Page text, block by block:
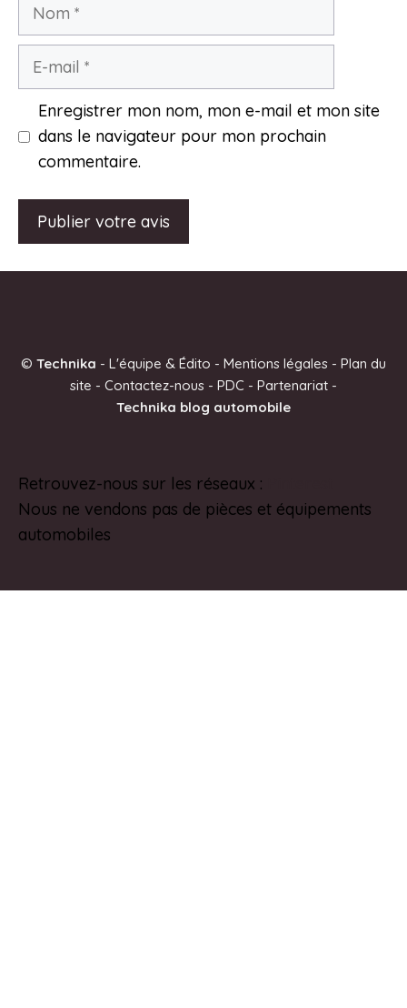
Enregistrer mon nom, mon e-mail et mon site
dans le navigateur pour mon prochain
commentaire.
r
v
e
:
© Technika - L'équipe & Édito - Mentions légales - Plan du
site - Contactez-nous - PDC - Partenariat -
Technika blog automobile
Retrouvez-nous sur les réseaux :
Nous ne vendons pas de pièces et équipements
automobiles